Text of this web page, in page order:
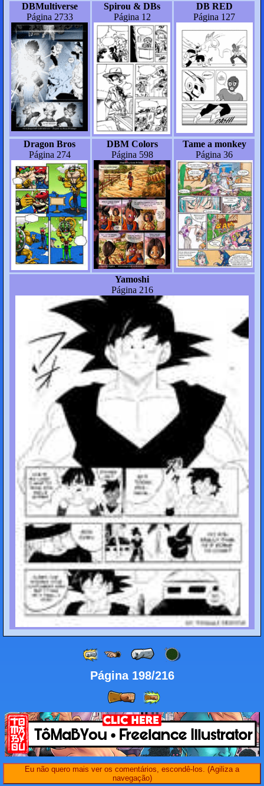
DBMultiverse
Página 2733
Spirou & DBs
Página 12
DB RED
Página 127
Dragon Bros
Página 274
DBM Colors
Página 598
Tame a monkey
Página 36
Yamoshi
Página 216
Página 198/216
Eu não quero mais ver os comentários, escondê-los. (Agiliza a
navegação)